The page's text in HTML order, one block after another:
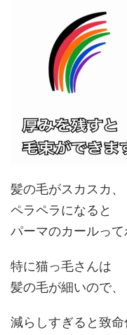
髪の毛がスカスカ、
ペラペラになると
パーマのカールって
特に猫っ毛さんは
髪の毛が細いので、
減らしすぎると致命